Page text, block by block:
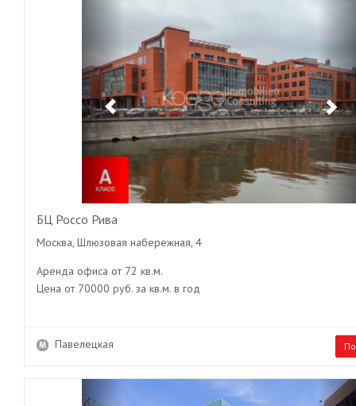
БЦ Россо Рива
Москва, Шлюзовая набережная, 4
Аренда офиса от 72 кв.м.
Цена от 70000 руб. за кв.м. в год
Павелецкая